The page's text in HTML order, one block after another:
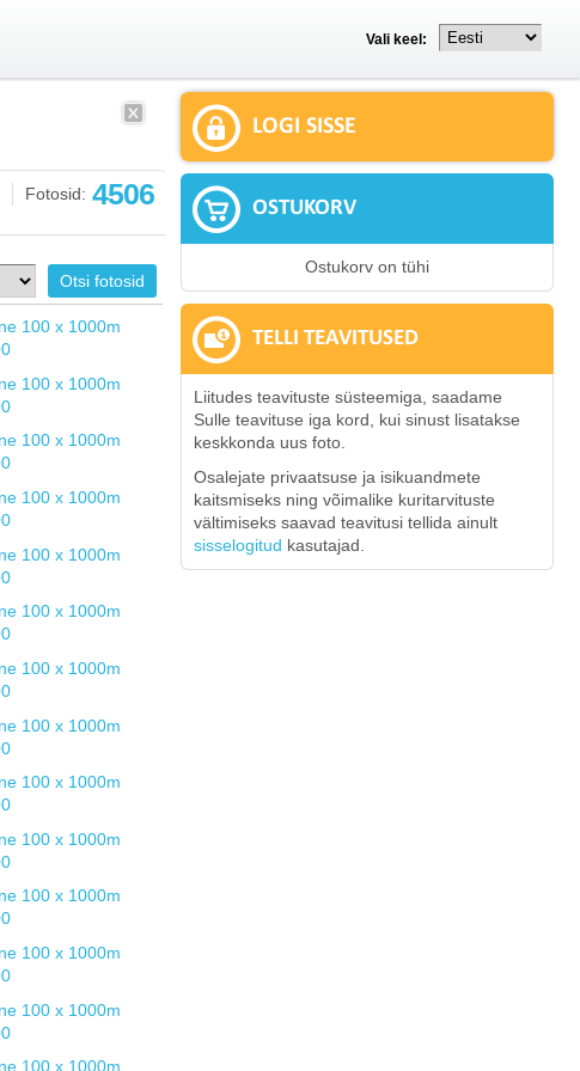
Vali keel:
Fotosid: 4506
LOGI SISSE
OSTUKORV
Ostukorv on tühi
TELLI TEAVITUSED
Liitudes teavituste süsteemiga, saadame
Sulle teavituse iga kord, kui sinust lisatakse
keskkonda uus foto.
Osalejate privaatsuse ja isikuandmete
kaitsmiseks ning võimalike kuritarvituste
vältimiseks saavad teavitusi tellida ainult
sisselogitud kasutajad.